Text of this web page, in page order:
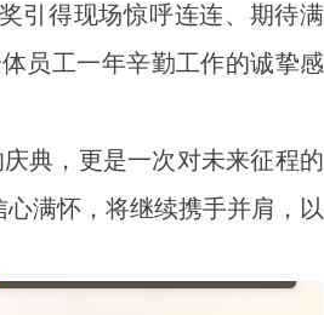
引得现场惊呼连连、期待满
员工一年辛勤工作的诚挚感
典，更是一次对未来征程的
满怀，将继续携手并肩，以